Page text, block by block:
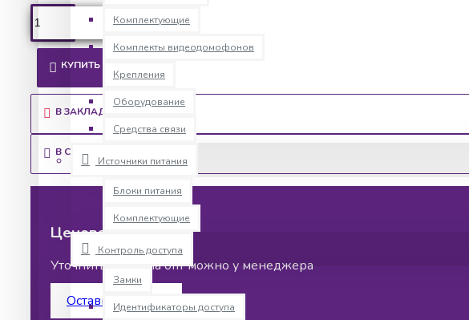
Комплектующие
Комплекты видеодомофонов
Крепления
Оборудование
Средства связи
Источники питания
Блоки питания
Комплектующие
Контроль доступа
Замки
Идентификаторы доступа
КУПИТЬ
В ЗАКЛАДКИ
В СРАВНЕНИЕ
Ценовая политика
Уточнить цены на опт можно у менеджера
Оставить запрос